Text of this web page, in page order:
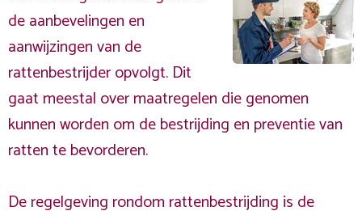
de aanbevelingen en
aanwijzingen van de
rattenbestrijder opvolgt. Dit
gaat meestal over maatregelen die genomen
kunnen worden om de bestrijding en preventie van
ratten te bevorderen.
De regelgeving rondom rattenbestrijding is de